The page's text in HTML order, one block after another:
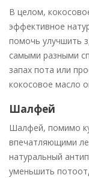
В целом,
эффективное
помочь улучшить
самыми разными
запах пота или
кокосовое масло
Шалфей
Шалфей, помимо
впечатляющими
натуральный
уменьшить